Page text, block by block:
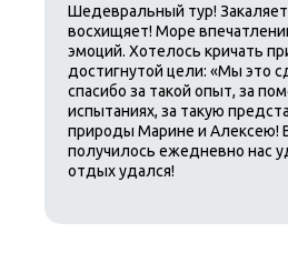
Шедевральный тур!
восхищяет! Море
эмоций. Хотелось кричать
достигнутой цели: «Мы это
спасибо за такой опыт, за
испытаниях, за такую
природы Марине и Алексею!
получилось ежедневно нас
отдых удался!